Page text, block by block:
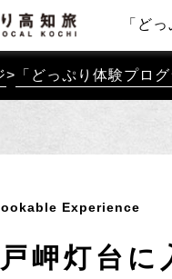
「ど
> 「どっぷり体験プロ
Experience
岬灯台に